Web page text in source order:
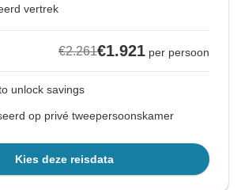
vertrek
€2.261€1.921 per persoon
unlock savings
op privé tweepersoonskamer
Kies deze reisdata